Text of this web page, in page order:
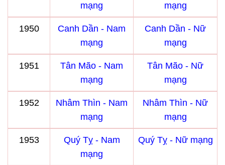
mạng
mạng
1950
Canh Dần - Nam
mạng
Canh Dần - Nữ
mạng
1951
Tân Mão - Nam
mạng
Tân Mão - Nữ
mạng
1952
Nhâm Thìn - Nam
mạng
Nhâm Thìn - Nữ
mạng
1953
Quý Tỵ - Nam
mạng
Quý Tỵ - Nữ mạng